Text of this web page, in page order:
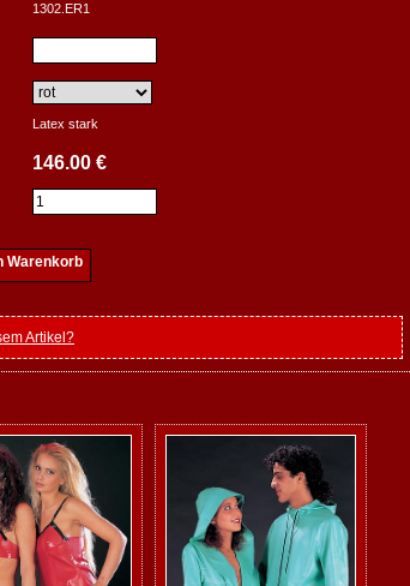
1302.ER1
Latex stark
146.00 €
Warenkorb
Artikel?